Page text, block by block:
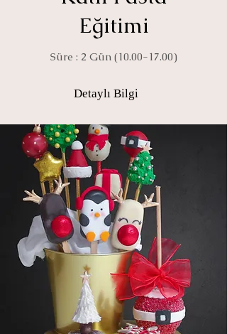
Eğitimi
Süre : 2 Gün (10.00-17.00)
Detaylı Bilgi